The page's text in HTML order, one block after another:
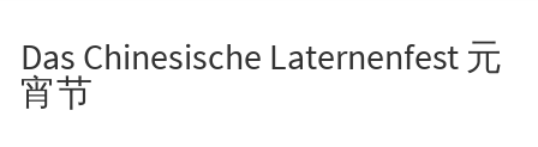
Das Chinesische Laternenfest 元
宵节